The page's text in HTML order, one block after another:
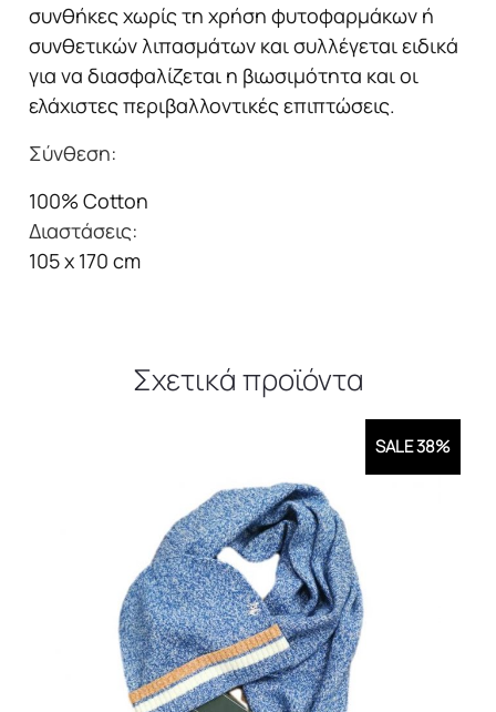
συνθήκες χωρίς τη χρήση φυτοφαρμάκων ή
συνθετικών λιπασμάτων και συλλέγεται ειδικά
για να διασφαλίζεται η βιωσιμότητα και οι
ελάχιστες περιβαλλοντικές επιπτώσεις.
Σύνθεση:
100% Cotton
Διαστάσεις:
105 x 170 cm
Σχετικά προϊόντα
SALE 38%